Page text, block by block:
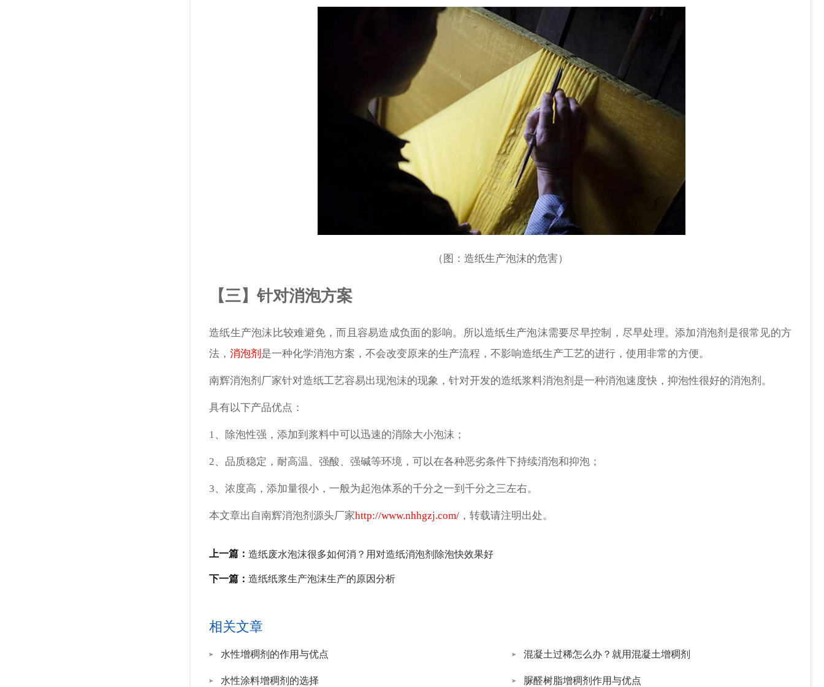
（图：造纸生产泡沫的危害）
【三】针对消泡方案
造纸生产泡沫比较难避免，而且容易造成负面的影响。所以造纸生产泡沫需要尽早控制，尽早处理。添加消泡剂是很常见的方
法， 消泡剂 是一种化学消泡方案，不会改变原来的生产流程，不影响造纸生产工艺的进行，使用非常的方便。
南辉消泡剂厂家针对造纸工艺容易出现泡沫的现象，针对开发的造纸浆料消泡剂是一种消泡速度快，抑泡性很好的消泡剂。
具有以下产品优点：
1、除泡性强，添加到浆料中可以迅速的消除大小泡沫；
2、品质稳定，耐高温、强酸、强碱等环境，可以在各种恶劣条件下持续消泡和抑泡；
3、浓度高，添加量很小，一般为起泡体系的千分之一到千分之三左右。
本文章出自南辉消泡剂源头厂家http://www.nhhgzj.com/ ， 转载请注明出处。
上一篇： 造纸废水泡沫很多如何消？用对造纸消泡剂除泡快效果好
下一篇： 造纸纸浆生产泡沫生产的原因分析
相关文章
水性增稠剂的作用与优点 混凝土过稀怎么办？就用混凝土增稠剂
水性涂料增稠剂的选择 脲醛树脂增稠剂作用与优点